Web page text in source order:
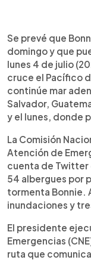
Se prevé que
domingo y que
lunes 4 de julio
cruce el Pacífico
continúe mar
Salvador,
y el lunes, donde
La Comisión
Atención de
cuenta de Twitter
54 albergues por
tormenta Bonnie.
inundaciones y
El presidente
Emergencias
ruta que